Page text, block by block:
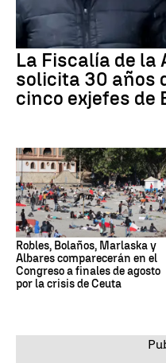
La Fiscalía de la
solicita 30 años
cinco exjefes de
Robles, Bolaños, Marlaska y
Albares comparecerán en el
Congreso a finales de agosto
por la crisis de Ceuta